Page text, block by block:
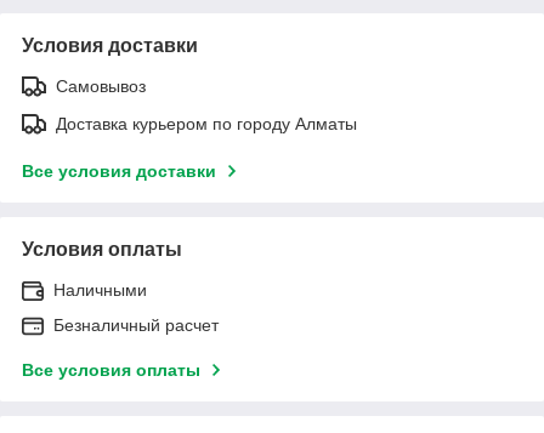
Условия доставки
Самовывоз
Доставка курьером по городу Алматы
Все условия доставки
Условия оплаты
Наличными
Безналичный расчет
Все условия оплаты